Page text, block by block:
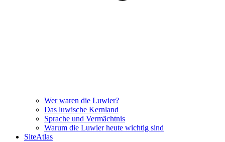
Wer waren die Luwier?
Das luwische Kernland
Sprache und Vermächtnis
Warum die Luwier heute wichtig sind
SiteAtlas